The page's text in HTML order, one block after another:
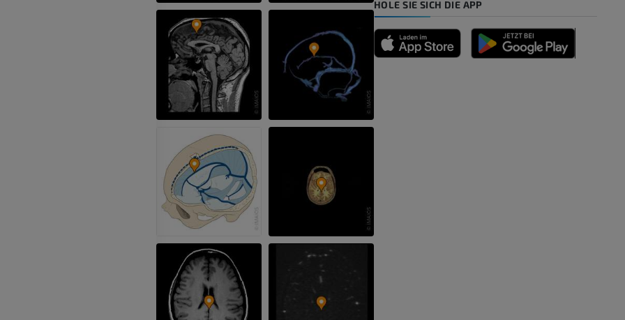
MRT Vorfuß
CTA der unteren
Extremitäten
CT
PREMIUM
Beinarterien und -knochen
CT
KOSTENLOS
Arteriografie der unteren
Angiographie
HOLE SIE SICH DIE APP